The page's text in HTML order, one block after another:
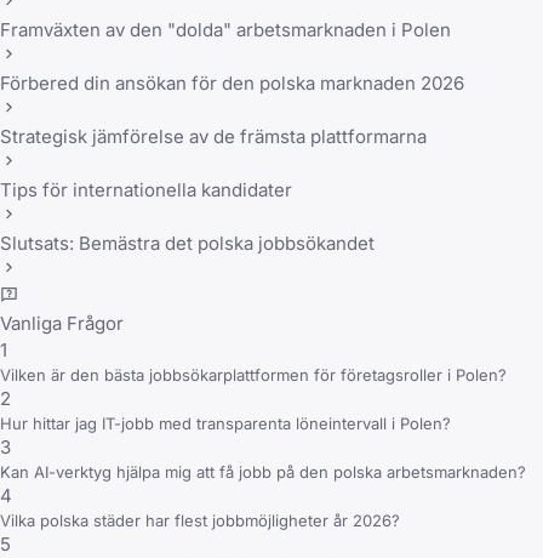
Framväxten av den "dolda" arbetsmarknaden i Polen
Förbered din ansökan för den polska marknaden 2026
Strategisk jämförelse av de främsta plattformarna
Tips för internationella kandidater
Slutsats: Bemästra det polska jobbsökandet
Vanliga Frågor
1
Vilken är den bästa jobbsökarplattformen för företagsroller i Polen?
2
Hur hittar jag IT-jobb med transparenta löneintervall i Polen?
3
Kan AI-verktyg hjälpa mig att få jobb på den polska arbetsmarknaden?
4
Vilka polska städer har flest jobbmöjligheter år 2026?
5